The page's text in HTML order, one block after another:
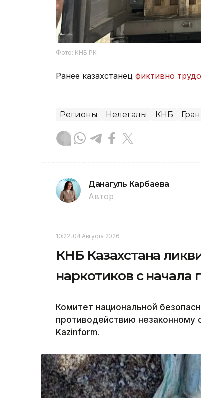
Фото: КНБ РК
Ранее казахстанец фиктивно
Регионы Нелегалы КНБ
Данагуль Карбаева
Автор
10:22, 04 Августа 2026
КНБ Казахстана
наркотиков с начала
Комитет национальной
противодействию незаконному
Kazinform.